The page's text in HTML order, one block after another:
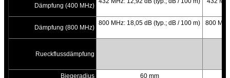
Dämpfung (400 MHz)
Dämpfung (800 MHz)
800 MHz: 18,05 dB (typ.; dB / 100 m) 800
Rueckflussdämpfung
Biegeradius 60 mm